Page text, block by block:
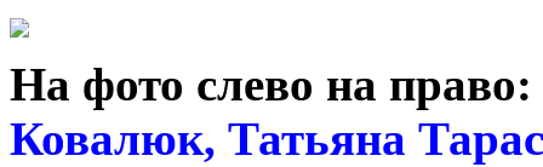
На фото слево на право:
Ковалюк, Татьяна